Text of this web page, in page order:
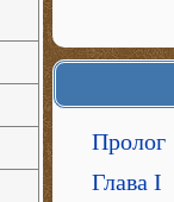
Пролог
Глава I